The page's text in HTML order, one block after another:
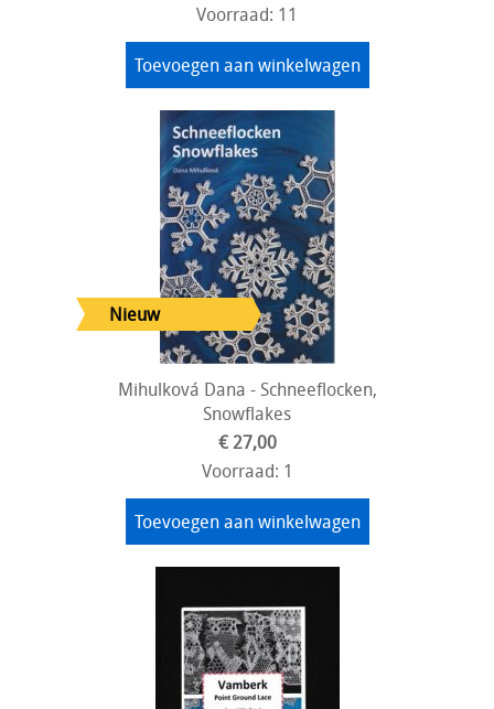
Voorraad: 11
Toevoegen aan winkelwagen
Mihulková Dana - Schneeflocken,
Snowflakes
€ 27,00
Voorraad: 1
Toevoegen aan winkelwagen